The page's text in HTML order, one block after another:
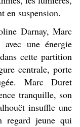
en suspension.
Darnay, Marc
une énergie
cette partition
centrale, porte
Marc Duret
tranquille, son
insuffle une
regard jeune qui